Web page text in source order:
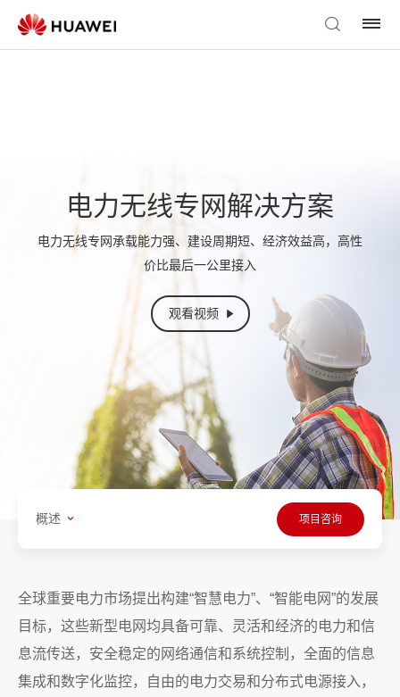
电力无线专网解决方案
电力无线专网承载能力强、建设周期短、经济效益高，高性
价比最后一公里接入
观看视频
概述 项目咨询
全球重要电力市场提出构建“智慧电力”、“智能电网”的发展
目标，这些新型电网均具备可靠、灵活和经济的电力和信
息流传送，安全稳定的网络通信和系统控制，全面的信息
集成和数字化监控，自由的电力交易和分布式电源接入，